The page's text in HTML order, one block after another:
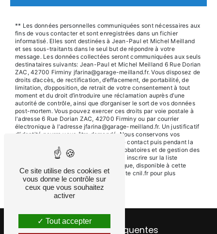
** Les données personnelles communiquées sont nécessaires aux
fins de vous contacter et sont enregistrées dans un fichier
informatisé. Elles sont destinées à Jean-Paul et Michel Meilland
et ses sous-traitants dans le seul but de répondre à votre
message. Les données collectées seront communiquées aux seuls
destinataires suivants: Jean-Paul et Michel Meilland 6 Rue Dorian
ZAC, 42700 Firminy jfarina@garage-meilland.fr. Vous disposez de
droits d’accès, de rectification, d’effacement, de portabilité, de
limitation, d’opposition, de retrait de votre consentement à tout
moment et du droit d’introduire une réclamation auprès d’une
autorité de contrôle, ainsi que d’organiser le sort de vos données
post-mortem. Vous pouvez exercer ces droits par voie postale à
l'adresse 6 Rue Dorian ZAC, 42700 Firminy ou par courrier
électronique à l'adresse jfarina@garage-meilland.fr. Un justificatif
d'identité pourra vous être demandé. Nous conservons vos
données pendant la période de prise de contact puis pendant la
durée de prescription légale aux fins probatoires et de gestion des
contentieux. Vous avez le droit de vous inscrire sur la liste
d'opposition au démarchage téléphonique, disponible à cette
adresse:Bloctel.gouv.fr. Consultez le site cnil.fr pour plus
d’informations sur vos droits.
Recherches fréquentes
Ce site utilise des cookies et
vous donne le contrôle sur
ceux que vous souhaitez
activer
Tout accepter